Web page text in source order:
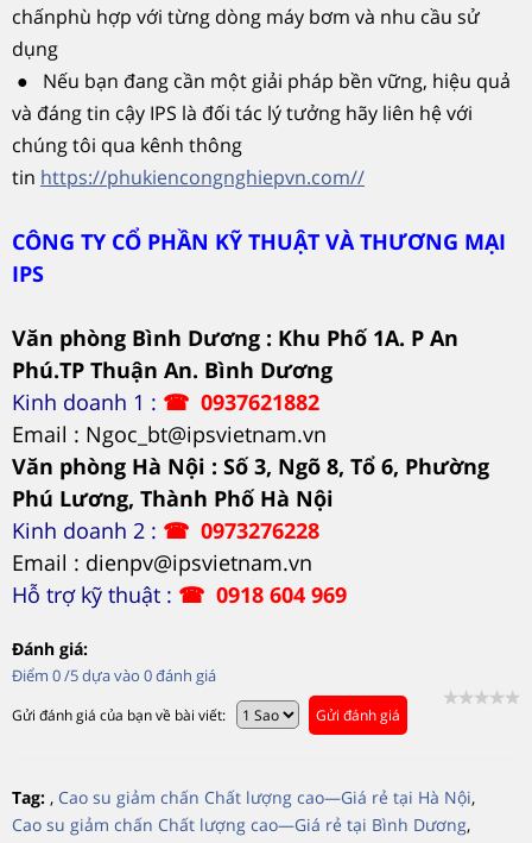
chấnphù hợp với từng dòng máy bơm và nhu cầu sử
dụng
● Nếu bạn đang cần một giải pháp bền vững, hiệu quả
và đáng tin cậy IPS là đối tác lý tưởng hãy liên hệ với
chúng tôi qua kênh thông
tin https://phukiencongnghiepvn.com//
CÔNG TY CỔ PHẦN KỸ THUẬT VÀ THƯƠNG MẠI
IPS
Văn phòng Bình Dương : Khu Phố 1A. P An
Phú.TP Thuận An. Bình Dương
Kinh doanh 1 : ☎ 0937621882
Email : Ngoc_bt@ipsvietnam.vn
Văn phòng Hà Nội : Số 3, Ngõ 8, Tổ 6, Phường
Phú Lương, Thành Phố Hà Nội
Kinh doanh 2 : ☎ 0973276228
Email : dienpv@ipsvietnam.vn
Hỗ trợ kỹ thuật : ☎ 0918 604 969
Đánh giá:
Điểm 0/5 dựa vào 0đánh giá
Gửi đánh giá của bạn về bài viết: Gửi đánh giá
Tag: , Cao su giảm chấn Chất lượng cao—Giá rẻ tại Hà Nội,
Cao su giảm chấn Chất lượng cao—Giá rẻ tại Bình Dương,